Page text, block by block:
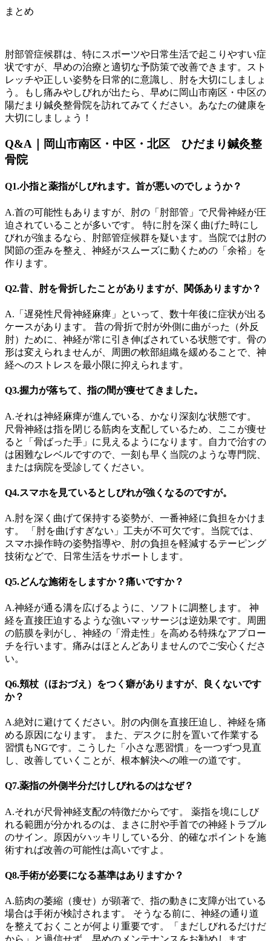
まとめ
肘部管症候群は、特にスポーツや日常生活で起こりやすい症
状ですが、早めの治療と適切な予防策で改善できます。スト
レッチや正しい姿勢を日常的に意識し、肘を大切にしましょ
う。もし痛みやしびれが出たら、早めに岡山市南区・中区の
陽だまり鍼灸整骨院を訪れてみてください。あなたの健康を
大切にしましょう！
Q&A｜岡山市南区・中区・北区 ひだまり鍼灸整
骨院
Q1.小指と薬指がしびれます。首が悪いのでしょうか？
A.首の可能性もありますが、肘の「肘部管」で尺骨神経が圧
迫されていることが多いです。 特に肘を深く曲げた時にし
びれが強まるなら、肘部管症候群を疑います。当院では肘の
関節の歪みを整え、神経がスムーズに動くための「余裕」を
作ります。
Q2.昔、肘を骨折したことがありますが、関係ありますか？
A.「遅発性尺骨神経麻痺」といって、数十年後に症状が出る
ケースがあります。 昔の骨折で肘が外側に曲がった（外反
肘）ために、神経が常に引き伸ばされている状態です。骨の
形は変えられませんが、周囲の軟部組織を緩めることで、神
経へのストレスを最小限に抑えられます。
Q3.握力が落ちて、指の間が痩せてきました。
A.それは神経麻痺が進んでいる、かなり深刻な状態です。
尺骨神経は指を閉じる筋肉を支配しているため、ここが痩せ
ると「骨ばった手」に見えるようになります。自力で治すの
は困難なレベルですので、一刻も早く当院のような専門院、
または病院を受診してください。
Q4.スマホを見ているとしびれが強くなるのですが。
A.肘を深く曲げて保持する姿勢が、一番神経に負担をかけま
す。 「肘を曲げすぎない」工夫が不可欠です。当院では、
スマホ操作時の姿勢指導や、肘の負担を軽減するテーピング
技術などで、日常生活をサポートします。
Q5.どんな施術をしますか？痛いですか？
A.神経が通る溝を広げるように、ソフトに調整します。 神
経を直接圧迫するような強いマッサージは逆効果です。周囲
の筋膜を剥がし、神経の「滑走性」を高める特殊なアプロー
チを行います。痛みはほとんどありませんのでご安心くださ
い。
Q6.頬杖（ほおづえ）をつく癖がありますが、良くないです
か？
A.絶対に避けてください。肘の内側を直接圧迫し、神経を痛
める原因になります。 また、デスクに肘を置いて作業する
習慣もNGです。こうした「小さな悪習慣」を一つずつ見直
し、改善していくことが、根本解決への唯一の道です。
Q7.薬指の外側半分だけしびれるのはなぜ？
A.それが尺骨神経支配の特徴だからです。 薬指を境にしび
れる範囲が分かれるのは、まさに肘や手首での神経トラブル
のサイン。原因がハッキリしている分、的確なポイントを施
術すれば改善の可能性は高いですよ。
Q8.手術が必要になる基準はありますか？
A.筋肉の萎縮（痩せ）が顕著で、指の動きに支障が出ている
場合は手術が検討されます。 そうなる前に、神経の通り道
を整えておくことが何より重要です。「まだしびれるだけだ